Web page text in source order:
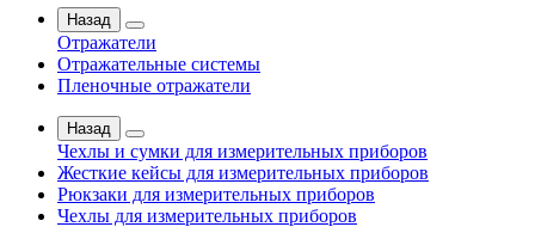
Назад
Отражатели
Отражательные системы
Пленочные отражатели
Назад
Чехлы и сумки для измерительных приборов
Жесткие кейсы для измерительных приборов
Рюкзаки для измерительных приборов
Чехлы для измерительных приборов